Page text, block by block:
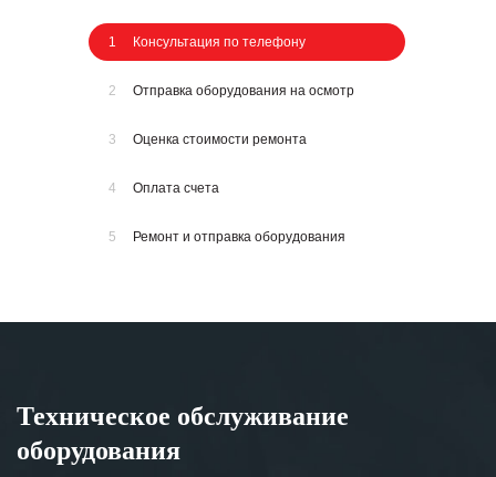
1 Консультация по телефону
2 Отправка оборудования на осмотр
3 Оценка стоимости ремонта
4 Оплата счета
5 Ремонт и отправка оборудования
Техническое обслуживание
оборудования